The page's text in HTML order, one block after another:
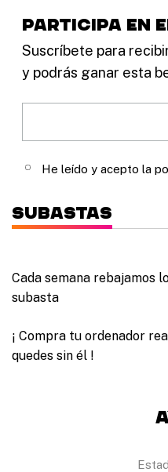
participa en
Suscríbete para
y podrás ganar esta
He leído y acepto la
Subastas
Cada semana rebajamos
subasta
¡ Compra tu ordenador
quedes sin él !